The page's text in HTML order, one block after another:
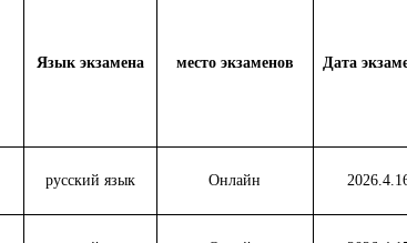
Язык экзамена место экзаменов Дата
русский язык Онлайн